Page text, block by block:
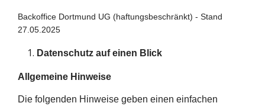
Backoffice Dortmund UG (haftungsbeschränkt) - Stand
27.05.2025
Datenschutz auf einen Blick
Allgemeine Hinweise
Die folgenden Hinweise geben einen einfachen